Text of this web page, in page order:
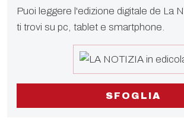
Puoi leggere l'edizione digitale de La
ti trovi su pc, tablet e smartphone.
SFOGLIA